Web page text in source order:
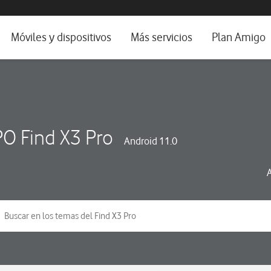
e idioma
Móviles y dispositivos Más servicios Plan Amigo
Find X3 Pro Android 11.0